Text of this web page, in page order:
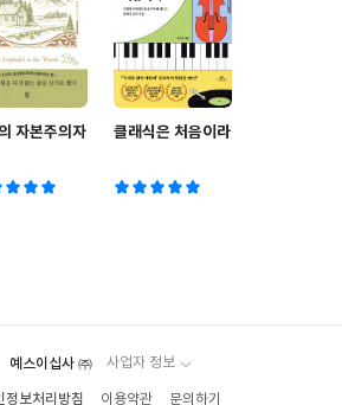
자본주의자 클래식은 처음이라
예스이십사 ㈜ 사업자 정보
정보처리방침 이용약관 문의하기